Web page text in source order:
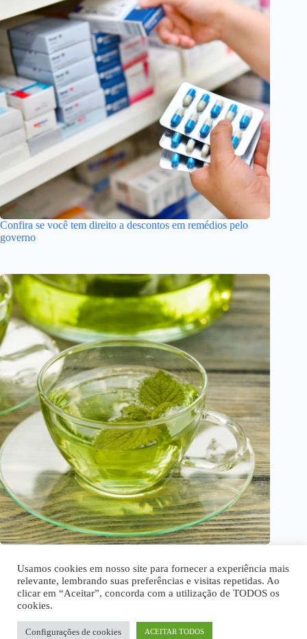
Confira se você tem direito a descontos em remédios pelo
governo
Política Privacidade
Termos de Uso
Fale Conosco
Usamos cookies em nosso site para fornecer a experiência mais
relevante, lembrando suas preferências e visitas repetidas. Ao
clicar em “Aceitar”, concorda com a utilização de TODOS os
cookies.
Configurações de cookies ACEITAR TODOS